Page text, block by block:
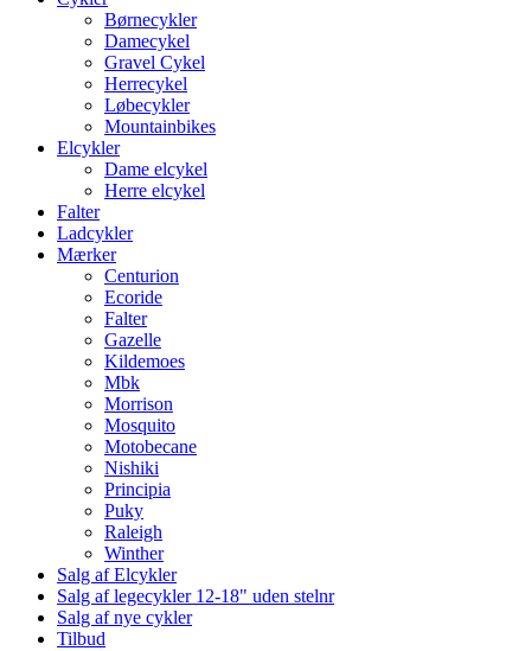
Børnecykler
Damecykel
Gravel Cykel
Herrecykel
Løbecykler
Mountainbikes
Elcykler
Dame elcykel
Herre elcykel
Falter
Ladcykler
Mærker
Centurion
Ecoride
Falter
Gazelle
Kildemoes
Mbk
Morrison
Mosquito
Motobecane
Nishiki
Principia
Puky
Raleigh
Winther
Salg af Elcykler
Salg af legecykler 12-18" uden stelnr
Salg af nye cykler
Tilbud